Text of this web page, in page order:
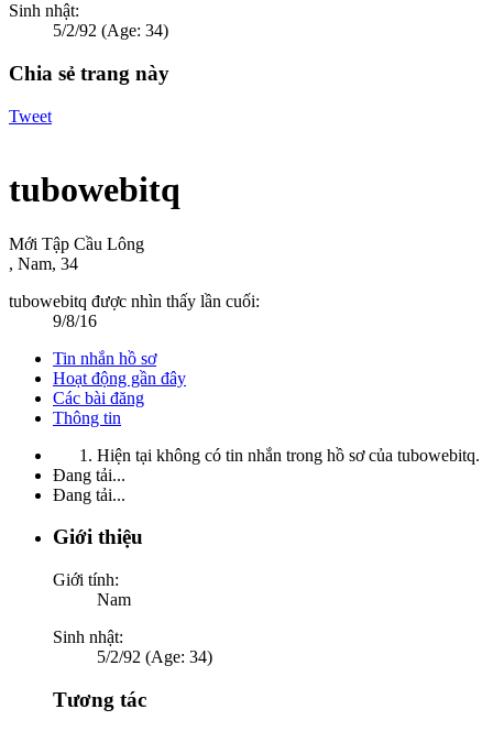
Sinh nhật:
5/2/92 (Age: 34)
Chia sẻ trang này
Tweet
tubowebitq
Mới Tập Cầu Lông
, Nam, 34
tubowebitq được nhìn thấy lần cuối:
9/8/16
Tin nhắn hồ sơ
Hoạt động gần đây
Các bài đăng
Thông tin
Hiện tại không có tin nhắn trong hồ sơ của tubowebitq.
Đang tải...
Đang tải...
Giới thiệu
Giới tính:
Nam
Sinh nhật:
5/2/92 (Age: 34)
Tương tác